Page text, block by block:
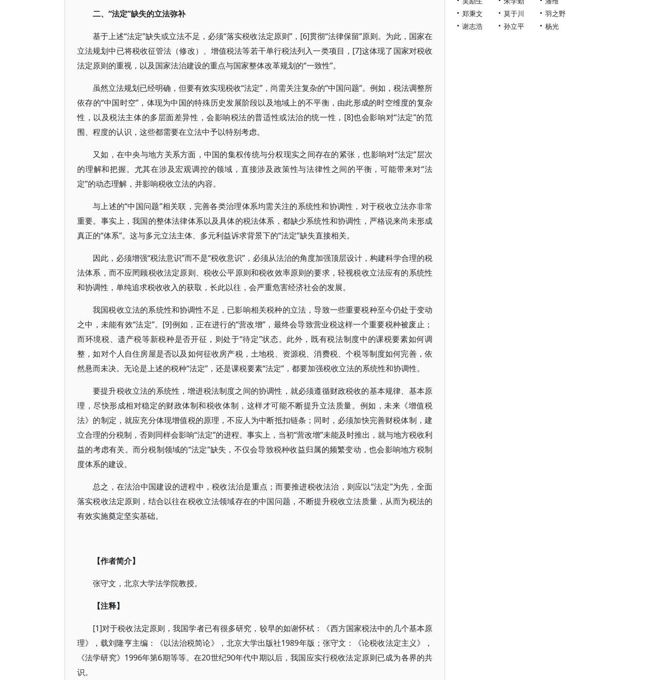
二、“法定”缺失的立法弥补
基于上述“法定”缺失或立法不足，必须“落实税收法定原则”，[6]贯彻“法律保留”原则。为此，国家在
立法规划中已将税收征管法（修改）、增值税法等若干单行税法列入一类项目，[7]这体现了国家对税收
法定原则的重视，以及国家法治建设的重点与国家整体改革规划的“一致性”。
虽然立法规划已经明确，但要有效实现税收“法定”，尚需关注复杂的“中国问题”。例如，税法调整所
依存的“中国时空”，体现为中国的特殊历史发展阶段以及地域上的不平衡，由此形成的时空维度的复杂
性，以及税法主体的多层面差异性，会影响税法的普适性或法治的统一性，[8]也会影响对“法定”的范
围、程度的认识，这些都需要在立法中予以特别考虑。
又如，在中央与地方关系方面，中国的集权传统与分权现实之间存在的紧张，也影响对“法定”层次
的理解和把握。尤其在涉及宏观调控的领域，直接涉及政策性与法律性之间的平衡，可能带来对“法
定”的动态理解，并影响税收立法的内容。
与上述的“中国问题”相关联，完善各类治理体系均需关注的系统性和协调性，对于税收立法亦非常
重要。事实上，我国的整体法律体系以及具体的税法体系，都缺少系统性和协调性，严格说来尚未形成
真正的“体系”。这与多元立法主体、多元利益诉求背景下的“法定”缺失直接相关。
因此，必须增强“税法意识”而不是“税收意识”，必须从法治的角度加强顶层设计，构建科学合理的税
法体系，而不应罔顾税收法定原则、税收公平原则和税收效率原则的要求，轻视税收立法应有的系统性
和协调性，单纯追求税收收入的获取，长此以往，会严重危害经济社会的发展。
我国税收立法的系统性和协调性不足，已影响相关税种的立法，导致一些重要税种至今仍处于变动
之中，未能有效“法定”。[9]例如，正在进行的“营改增”，最终会导致营业税这样一个重要税种被废止；
而环境税、遗产税等新税种是否开征，则处于“待定”状态。此外，既有税法制度中的课税要素如何调
整，如对个人自住房屋是否以及如何征收房产税，土地税、资源税、消费税、个税等制度如何完善，依
然悬而未决。无论是上述的税种“法定”，还是课税要素“法定”，都要加强税收立法的系统性和协调性。
要提升税收立法的系统性，增进税法制度之间的协调性，就必须遵循财政税收的基本规律、基本原
理，尽快形成相对稳定的财政体制和税收体制，这样才可能不断提升立法质量。例如，未来《增值税
法》的制定，就应充分体现增值税的原理，不应人为中断抵扣链条；同时，必须加快完善财税体制，建
立合理的分税制，否则同样会影响“法定”的进程。事实上，当初“营改增”未能及时推出，就与地方税收利
益的考虑有关。而分税制领域的“法定”缺失，不仅会导致税种收益归属的频繁变动，也会影响地方税制
度体系的建设。
总之，在法治中国建设的进程中，税收法治是重点；而要推进税收法治，则应以“法定”为先，全面
落实税收法定原则，结合以往在税收立法领域存在的中国问题，不断提升税收立法质量，从而为税法的
有效实施奠定坚实基础。
【作者简介】
张守文，北京大学法学院教授。
【注释】
[1]对于税收法定原则，我国学者已有很多研究，较早的如谢怀栻：《西方国家税法中的几个基本原
理》，载刘隆亨主编：《以法治税简论》，北京大学出版社1989年版；张守文：《论税收法定主义》，
《法学研究》1996年第6期等等。在20世纪90年代中期以后，我国应实行税收法定原则已成为各界的共
识。
郑秉文
莫于川
羽之野
谢志浩
孙立平 杨光